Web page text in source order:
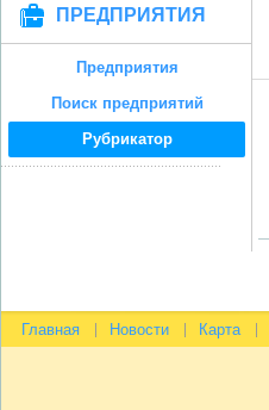
ПРЕДПРИЯТИЯ
Предприятия
Поиск предприятий
Рубрикатор
Главная Новости Карта